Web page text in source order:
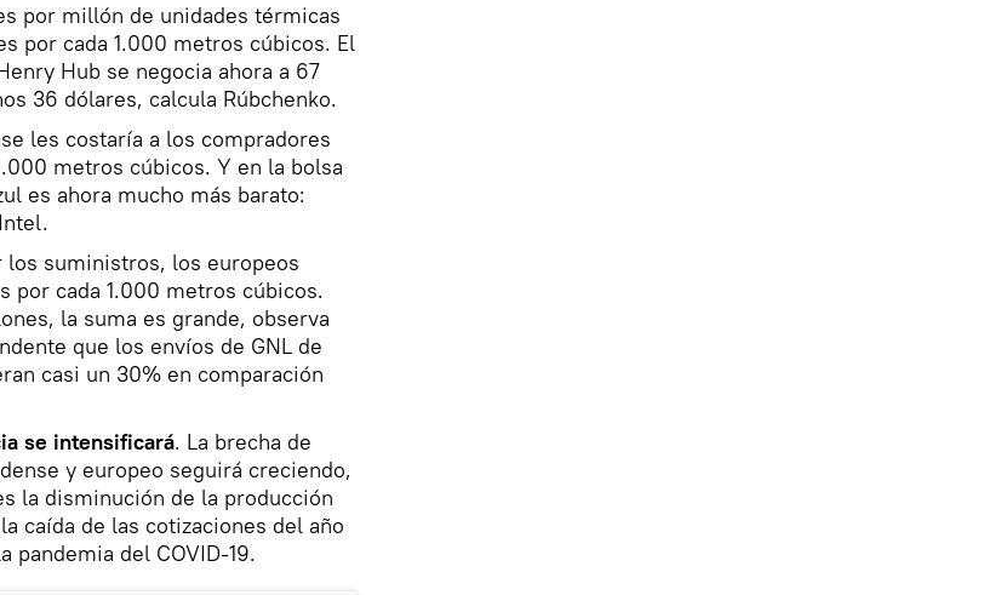
por millón de unidades térmicas
por cada 1.000 metros cúbicos. El
Hub se negocia ahora a 67
36 dólares, calcula Rúbchenko.
les costaría a los compradores
metros cúbicos. Y en la bolsa
es ahora mucho más barato:
los suministros, los europeos
por cada 1.000 metros cúbicos.
la suma es grande, observa
que los envíos de GNL de
casi un 30% en comparación
se intensificará. La brecha de
y europeo seguirá creciendo,
la disminución de la producción
caída de las cotizaciones del año
pandemia del COVID-19.